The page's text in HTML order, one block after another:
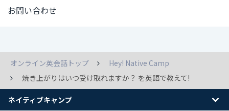
お問い合わせ
オンライン英会話トップ
Hey! Native Camp
焼き上がりはいつ受け取れますか？ を英語で教えて!
ネイティブキャンプ